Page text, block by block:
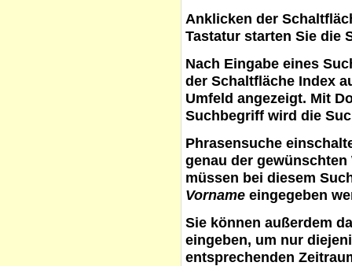
Anklicken der
Tastatur starten Sie die
Nach Eingabe eines
der Schaltfläche Index
Umfeld angezeigt. Mit
Suchbegriff wird die
Phrasensuche
genau der
müssen bei diesem
Vorname eingegeben
Sie können außerdem
eingeben, um nur
entsprechenden